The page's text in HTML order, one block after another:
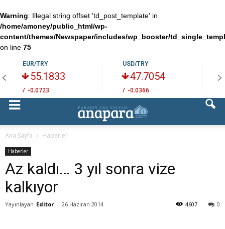
Warning: Illegal string offset 'td_post_template' in
/home/amoney/public_html/wp-
content/themes/Newspaper/includes/wp_booster/
on line 75
EUR/TRY
55.1833
/ -0.0723
USD/TRY
47.7054
/ -0.0366
Ana Sayfa Haberler
Haberler
Az kaldı… 3 yıl sonra vize
kalkıyor
Yayınlayan Editor - 26 Haziran 2014 0
4607